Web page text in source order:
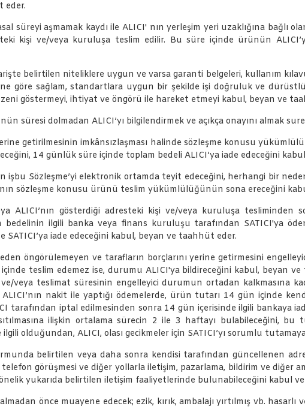
eder.
süreyi aşmamak kaydı ile ALICI' nın yerleşim yeri uzaklığına bağlı
kişi ve/veya kuruluşa teslim edilir. Bu süre içinde ürünün
belirtilen niteliklere uygun ve varsa garanti belgeleri, kullanım
göre sağlam, standartlara uygun bir şekilde işi doğruluk ve
göstermeyi, ihtiyat ve öngörü ile hareket etmeyi kabul, beyan ve
süresi dolmadan ALICI’yı bilgilendirmek ve açıkça onayını almak
getirilmesinin imkânsızlaşması halinde sözleşme konusu
14 günlük süre içinde toplam bedeli ALICI’ya iade edeceğini
işbu Sözleşme’yi elektronik ortamda teyit edeceğini, herhangi bir
sözleşme konusu ürünü teslim yükümlülüğünün sona ereceğini
ALICI’nın gösterdiği adresteki kişi ve/veya kuruluşa tesliminden
bedelinin ilgili banka veya finans kuruluşu tarafından SATICI'ya
SATICI’ya iade edeceğini kabul, beyan ve taahhüt eder.
öngörülemeyen ve tarafların borçlarını yerine getirmesini
teslim edemez ise, durumu ALICI'ya bildireceğini kabul, beyan
veya teslimat süresinin engelleyici durumun ortadan kalkmasına
nakit ile yaptığı ödemelerde, ürün tutarı 14 gün içinde
tarafından iptal edilmesinden sonra 14 gün içerisinde ilgili bankaya
ilişkin ortalama sürecin 2 ile 3 haftayı bulabileceğini, bu
olduğundan, ALICI, olası gecikmeler için SATICI’yı sorumlu
belirtilen veya daha sonra kendisi tarafından güncellenen
görüşmesi ve diğer yollarla iletişim, pazarlama, bildirim ve diğer
yukarıda belirtilen iletişim faaliyetlerinde bulunabileceğini kabul
önce muayene edecek; ezik, kırık, ambalajı yırtılmış vb.